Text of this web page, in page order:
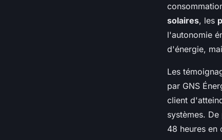
solaires, les
l'autonomie
d'énergie,
Les
par GNS
client
systèmes.
48 heures en